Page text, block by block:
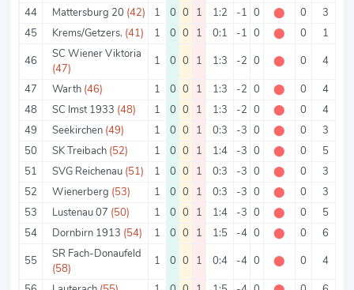
44
Mattersburg 20 (42) 1 0 0 1 1:2 -1 0 ⬤ 0 3
45
Krems/Getzers. (41) 1 0 0 1 0:1 -1 0 ⬤ 0 1
46
SC Wiener Viktoria
(47)
1 0 0 1 1:3 -2 0 ⬤ 0 4
47
Warth (46) 1 0 0 1 1:3 -2 0 ⬤ 0 4
48
SC Imst 1933 (48) 1 0 0 1 1:3 -2 0 ⬤ 0 4
49
Seekirchen (49) 1 0 0 1 0:3 -3 0 ⬤ 0 3
50
SK Treibach (52) 1 0 0 1 1:4 -3 0 ⬤ 0 5
51
SVG Reichenau (51) 1 0 0 1 0:3 -3 0 ⬤ 0 3
52
Wienerberg (53) 1 0 0 1 0:3 -3 0 ⬤ 0 3
53
Lustenau 07 (50) 1 0 0 1 1:4 -3 0 ⬤ 0 5
54
Dornbirn 1913 (54) 1 0 0 1 1:5 -4 0 ⬤ 0 6
55
SR Fach-Donaufeld
(58)
1 0 0 1 0:4 -4 0 ⬤ 0 4